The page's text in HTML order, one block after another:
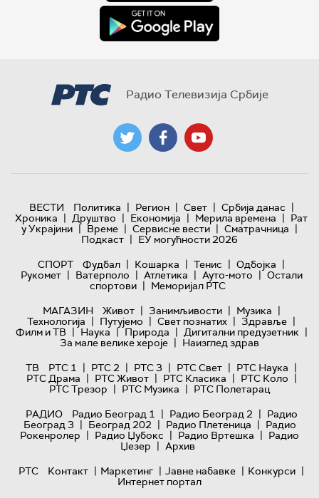
Радио Телевизија Србије
ВЕСТИ Политика | Регион | Свет | Србија данас |
Хроника | Друштво | Економија | Мерила времена | Рат
у Украјини | Време | Сервисне вести | Сматрачница |
Подкаст | ЕУ могућности 2026
СПОРТ
Фудбал | Кошарка | Тенис | Одбојка |
Рукомет | Ватерполо | Атлетика | Ауто-мото | Остали
спортови | Меморијал РТС
МАГАЗИН
Живот | Занимљивости | Музика |
Технологијa | Путујемо | Свет познатих | Здравље |
Филм и ТВ | Наука | Природа | Дигитални предузетник |
За мале велике хероје | Наизглед здрав
ТВ
РТС 1 | РТС 2 | РТС 3 | РТС Свет | РТС Наука |
РТС Драма | РТС Живот | РТС Класика | РТС Коло |
РТС Трезор | РТС Музика | РТС Полетарац
РАДИО
Радио Београд 1 | Радио Београд 2 | Радио
Београд 3 | Београд 202 | Радио Плетеница | Радио
Рокенролер | Радио Џубокс | Радио Вртешка | Радио
Џезер | Архив
РТС
Контакт | Маркетинг | Јавне набавке | Конкурси |
Интернет портал